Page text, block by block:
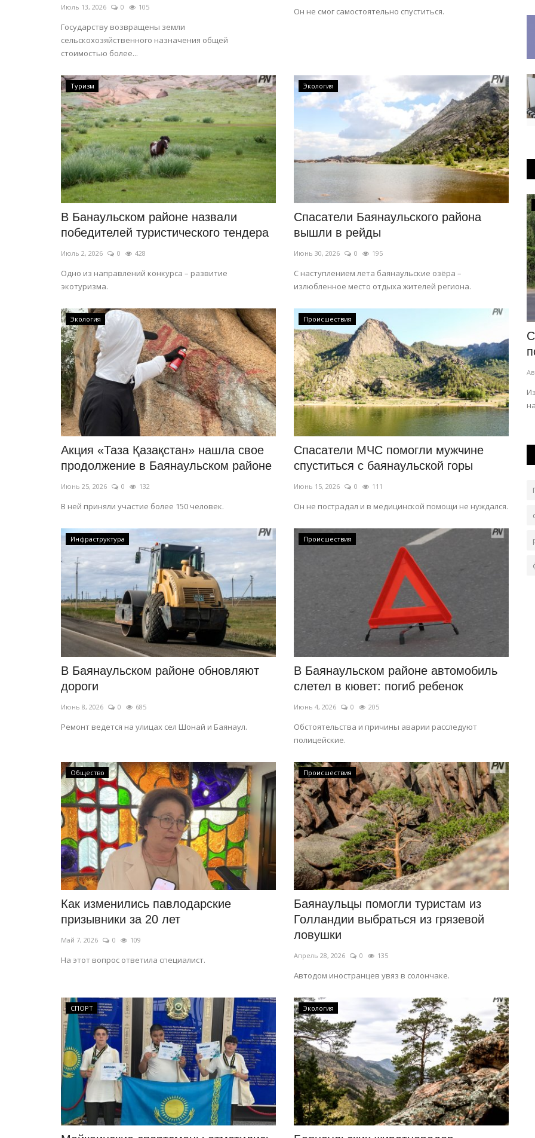
Июль 13, 2026 0 105
Государству возвращены земли
сельскохозяйственного назначения общей
стоимостью более...
Он не смог самостоятельно спуститься.
Туризм
В Банаульском районе назвали
победителей туристического тендера
Июль 2, 2026 0 428
Одно из направлений конкурса – развитие
экотуризма.
Экология
Спасатели Баянаульского района
вышли в рейды
Июнь 30, 2026 0 195
С наступлением лета баянаульские озёра –
излюбленное место отдыха жителей региона.
Экология
Акция «Таза Қазақстан» нашла свое
продолжение в Баянаульском районе
Июнь 25, 2026 0 132
В ней приняли участие более 150 человек.
Происшествия
Спасатели МЧС помогли мужчине
спуститься с баянаульской горы
Июнь 15, 2026 0 111
Он не пострадал и в медицинской помощи не нуждался.
Инфраструктура
В Баянаульском районе обновляют
дороги
Июнь 8, 2026 0 685
Ремонт ведется на улицах сел Шонай и Баянаул.
Происшествия
В Баянаульском районе автомобиль
слетел в кювет: погиб ребенок
Июнь 4, 2026 0 205
Обстоятельства и причины аварии расследуют
полицейские.
Общество
Как изменились павлодарские
призывники за 20 лет
Май 7, 2026 0 109
На этот вопрос ответила специалист.
Происшествия
Баянаульцы помогли туристам из
Голландии выбраться из грязевой
ловушки
Апрель 28, 2026 0 135
Автодом иностранцев увяз в солончаке.
СПОРТ Экология
Мир музеев
В Павлодаре можно вернуться на два
столетия назад за 200...
Июнь 20, 2026 2 1460
Музей под открытым небом начал свой 21-й сезон.
OFFICIAL
В Павлодарской области объявлено
штормовое предупреждение
Авг 3, 2026 0 242
Синоптики прогнозируют град и шквал.